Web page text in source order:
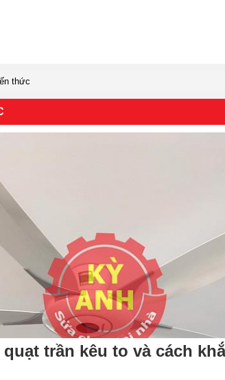
thức
quạt trần kêu to và cách